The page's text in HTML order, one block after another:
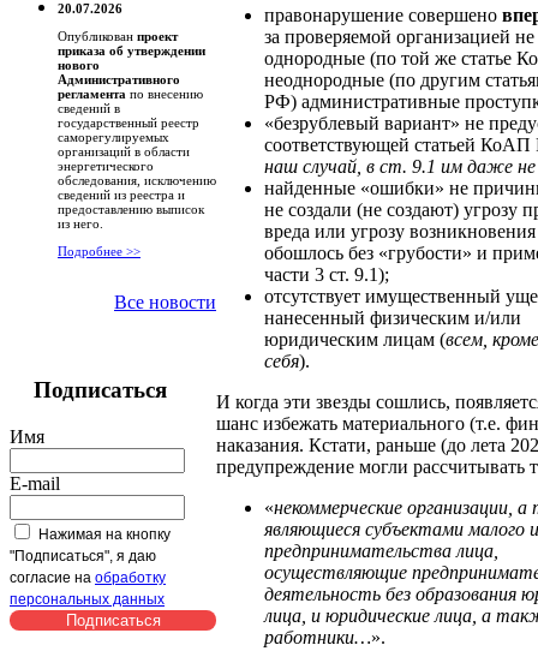
20.07.2026
Опубликован проект
приказа об утверждении
нового
Административного
регламента по внесению
сведений в
государственный реестр
саморегулируемых
организаций в области
энергетического
обследования, исключению
сведений из реестра и
предоставлению выписок
из него.
Подробнее >>
Все новости
Подписаться
Имя
E-mail
Нажимая на кнопку
"Подписаться", я даю
согласие на обработку
персональных данных
правонарушение совершено
за проверяемой организацией не
однородные (по той же статье
неоднородные (по другим
РФ) административные
«безрублевый вариант» не
соответствующей статьей
наш случай, в ст. 9.1 им даже
найденные «ошибки» не
не создали (не создают) угрозу
вреда или угрозу
обошлось без «грубости» и
части 3 ст. 9.1);
отсутствует имущественный
нанесенный физическим и/или
юридическим лицам (всем,
себя).
И когда эти звезды сошлись,
шанс избежать материального (т.е.
наказания. Кстати, раньше (до лета
предупреждение могли рассчитывать
«некоммерческие организации,
являющиеся субъектами малого
предпринимательства лица,
осуществляющие
деятельность без образования
лица, и юридические лица, а
работники…».